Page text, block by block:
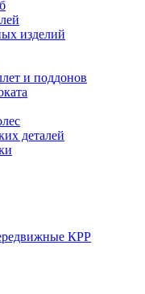
изделий
и поддонов
деталей
КРР